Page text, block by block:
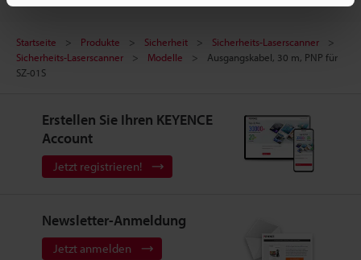
Startseite Produkte Sicherheit
Sicherheits-Laserscanner
Sicherheits-Laserscanner
Modelle
Ausgangskabel, 30 m, PNP für
SZ-01S
Erstellen Sie Ihren KEYENCE
Account
Jetzt registrieren!
Newsletter-Anmeldung
Jetzt anmelden